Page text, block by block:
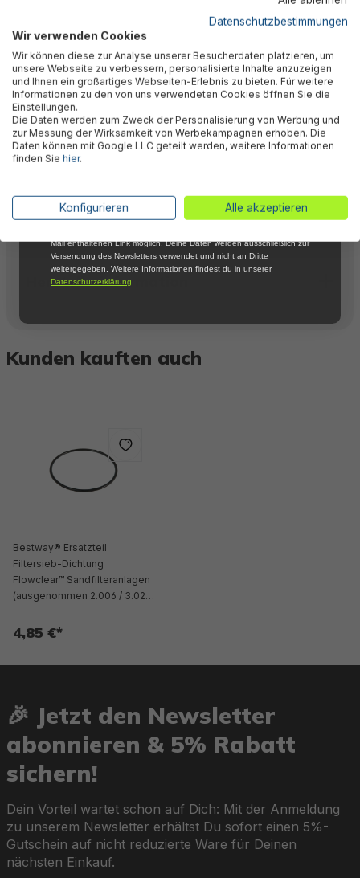
Bewertungen
Technische Daten
Downloads
Warnhinweise
Herstellerinformation
Kunden kauften auch
Bestway® Ersatzteil
Filtersieb-Dichtung
Flowclear™ Sandfilteranlagen
(ausgenommen 2.006 / 3.028
4,85 €*
🎉 Jetzt den Newsletter
abonnieren & 5% Rabatt
sichern!
Dein Vorteil wartet schon auf Dich: Mit der Anmeldung
zu unserem Newsletter erhältst Du sofort einen 5%-
Gutschein auf nicht reduzierte Ware für Deinen
nächsten Einkauf.
Datenschutzbestimmungen
Wir verwenden Cookies
Wir können diese zur Analyse unserer Besucherdaten platzieren, um
unsere Webseite zu verbessern, personalisierte Inhalte anzuzeigen
und Ihnen ein großartiges Webseiten-Erlebnis zu bieten. Für weitere
Informationen zu den von uns verwendeten Cookies öffnen Sie die
Einstellungen.
Die Daten werden zum Zweck der Personalisierung von Werbung und
zur Messung der Wirksamkeit von Werbekampagnen erhoben. Die
Daten können mit Google LLC geteilt werden, weitere Informationen
finden Sie hier.
Konfigurieren Alle akzeptieren
FÜR DICH
Abonniere jetzt unseren kostenlosen
Newsletter, verpasse keine Neuigkeiten und
Aktionen mehr und sichere Dir 5 %
Willkommensrabatt auf nicht reduzierte Ware
bei Deiner ersten Bestellung !*
Email
*Mit der Anmeldung zum Newsletter stimmst du zu, regelmäßig per E-
Mail über aktuelle Angebote, Aktionen und Produktneuheiten
Mail enthaltenen Link möglich. Deine Daten werden ausschließlich zur
Versendung des Newsletters verwendet und nicht an Dritte
weitergegeben. Weitere Informationen findest du in unserer
Datenschutzerklärung